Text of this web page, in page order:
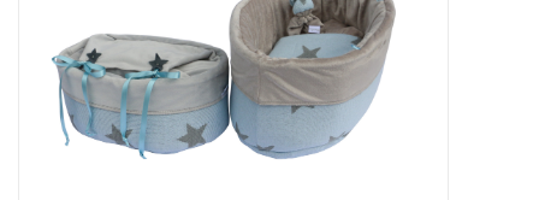
Natuurbegraven